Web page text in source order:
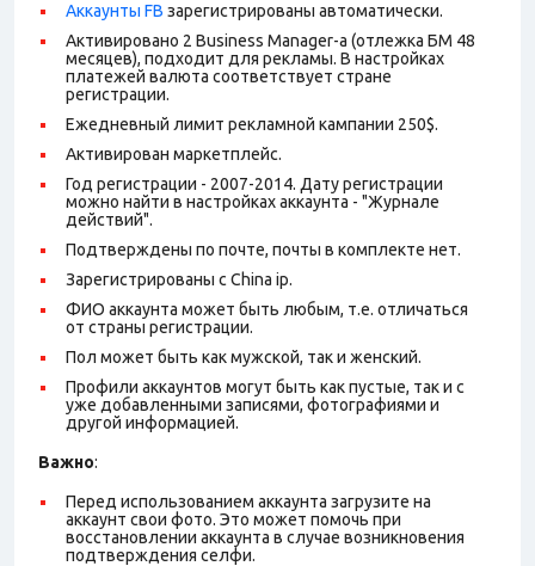
Аккаунты FB зарегистрированы автоматически.
Активировано 2 Business Manager-а (отлежка БМ 48
месяцев), подходит для рекламы. В настройках
платежей валюта соответствует стране
регистрации.
Ежедневный лимит рекламной кампании 250$.
Активирован маркетплейс.
Год регистрации - 2007-2014. Дату регистрации
можно найти в настройках аккаунта - "Журнале
действий".
Подтверждены по почте, почты в комплекте нет.
Зарегистрированы с China ip.
ФИО аккаунта может быть любым, т.е. отличаться
от страны регистрации.
Пол может быть как мужской, так и женский.
Профили аккаунтов могут быть как пустые, так и с
уже добавленными записями, фотографиями и
другой информацией.
Важно:
Перед использованием аккаунта загрузите на
аккаунт свои фото. Это может помочь при
восстановлении аккаунта в случае возникновения
подтверждения селфи.